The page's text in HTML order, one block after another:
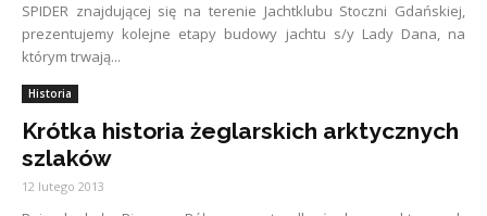
SPIDER znajdującej się na terenie Jachtklubu Stoczni Gdańskiej,
prezentujemy kolejne etapy budowy jachtu s/y Lady Dana, na
którym trwają...
Historia
Krótka historia żeglarskich arktycznych
szlaków
12 lutego 2013